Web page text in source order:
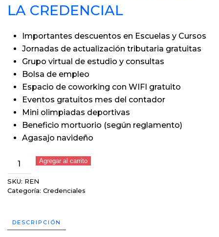
LA CREDENCIAL
Importantes descuentos en Escuelas y Cursos
Jornadas de actualización tributaria gratuitas
Grupo virtual de estudio y consultas
Bolsa de empleo
Espacio de coworking con WIFI gratuito
Eventos gratuitos mes del contador
Mini olimpiadas deportivas
Beneficio mortuorio (según reglamento)
Agasajo navideño
Renovación
Anual
de
Socio
Agregar al carrito
SKU: REN
Categoría: Credenciales
DESCRIPCIÓN